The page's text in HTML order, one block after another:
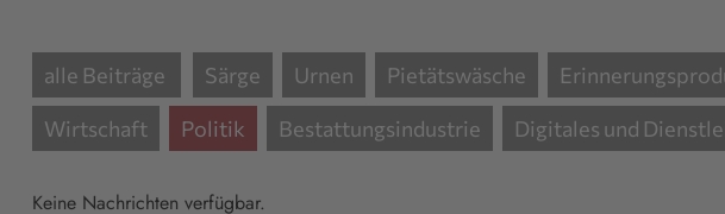
alle Beiträge Särge Urnen Pietätswäsche
Wirtschaft Politik Bestattungsindustrie Digitales und
Keine Nachrichten verfügbar.